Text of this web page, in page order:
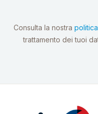
Consulta la nostra
trattamento dei tuoi